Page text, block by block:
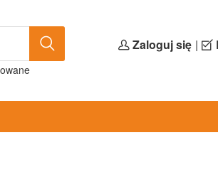
Zaloguj się |